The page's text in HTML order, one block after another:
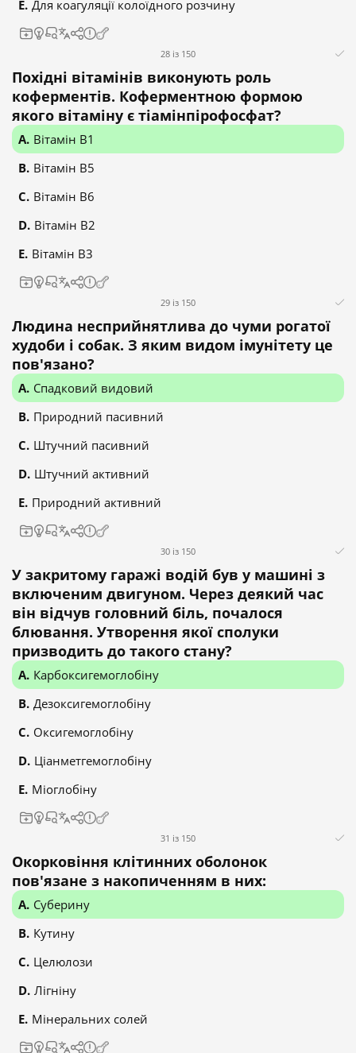
Для коагуляції колоїдного розчину
28 із 150
Похідні вітамінів виконують роль
коферментів. Коферментною формою
якого вітаміну є тіамінпірофосфат?
Вітамін B1
Вітамін B5
Вітамін B6
Вітамін B2
Вітамін B3
29 із 150
Людина несприйнятлива до чуми рогатої
худоби і собак. З яким видом імунітету це
пов'язано?
Спадковий видовий
Природний пасивний
Штучний пасивний
Штучний активний
Природний активний
30 із 150
У закритому гаражі водій був у машині з
включеним двигуном. Через деякий час
він відчув головний біль, почалося
блювання. Утворення якої сполуки
призводить до такого стану?
Карбоксигемоглобіну
Дезоксигемоглобіну
Оксигемоглобіну
Ціанметгемоглобіну
Міоглобіну
31 із 150
Окорковіння клітинних оболонок
пов'язане з накопиченням в них:
Суберину
Кутину
Целюлози
Лігніну
Мінеральних солей